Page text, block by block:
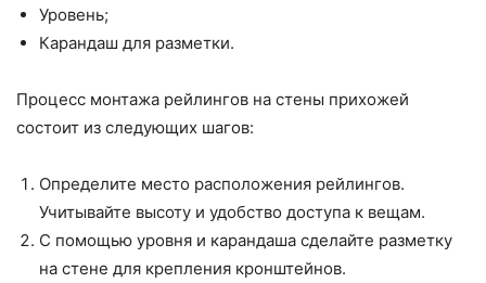
Уровень;
Карандаш для разметки.
Процесс монтажа рейлингов на стены прихожей
состоит из следующих шагов:
Определите место расположения рейлингов.
Учитывайте высоту и удобство доступа к вещам.
С помощью уровня и карандаша сделайте разметку
на стене для крепления кронштейнов.